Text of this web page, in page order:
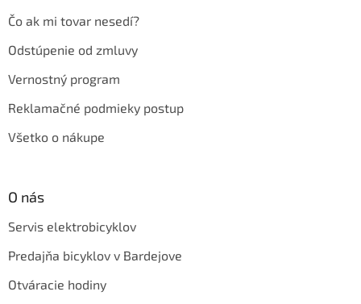
Čo ak mi tovar nesedí?
Odstúpenie od zmluvy
Vernostný program
Reklamačné podmieky postup
Všetko o nákupe
O nás
Servis elektrobicyklov
Predajňa bicyklov v Bardejove
Otváracie hodiny